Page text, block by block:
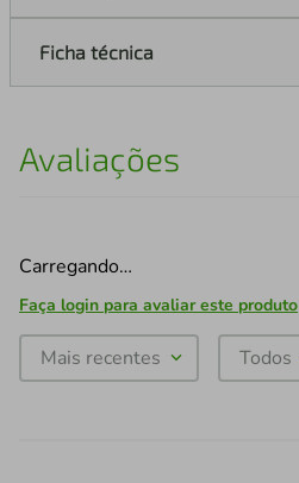
Ficha técnica
Avaliações
Carregando…
Faça login para avaliar este produto
Mais recentes Todos